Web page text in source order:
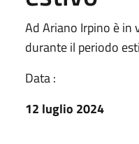
Ad Ariano Irpino è in
durante il periodo
Data :
12 luglio 2024